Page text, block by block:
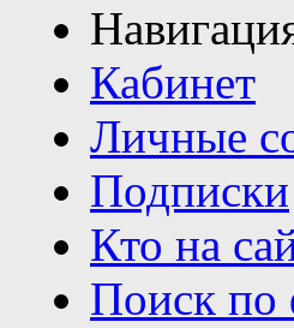
Кабинет
Личные
Подписки
Кто на
Поиск по